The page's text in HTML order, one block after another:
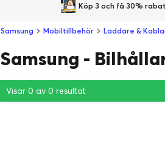
Köp 3 och få 30%
Samsung Mobiltillbehör Laddare &
Samsung -
Visar 0 av 0 resultat
Visar 0 av 0 resultat
Visar 0 av 0 resultat